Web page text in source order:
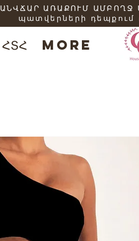
ՀՏՀ More
ԱՆՎՃԱՐ ԱՌԱՔՈՒՄ ԱՄԲՈՂՋ
պատվերների դեպքում